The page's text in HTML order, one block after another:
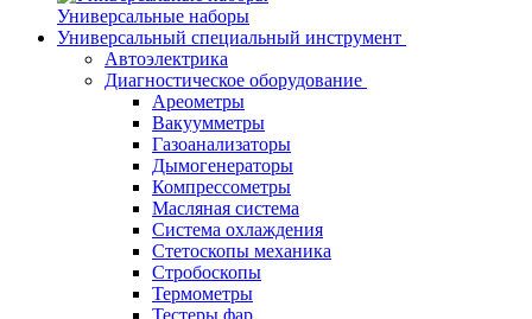
Универсальные наборы
Универсальный специальный инструмент
Автоэлектрика
Диагностическое оборудование
Ареометры
Вакуумметры
Газоанализаторы
Дымогенераторы
Компрессометры
Масляная система
Система охлаждения
Стетоскопы механика
Стробоскопы
Термометры
Тестеры фар